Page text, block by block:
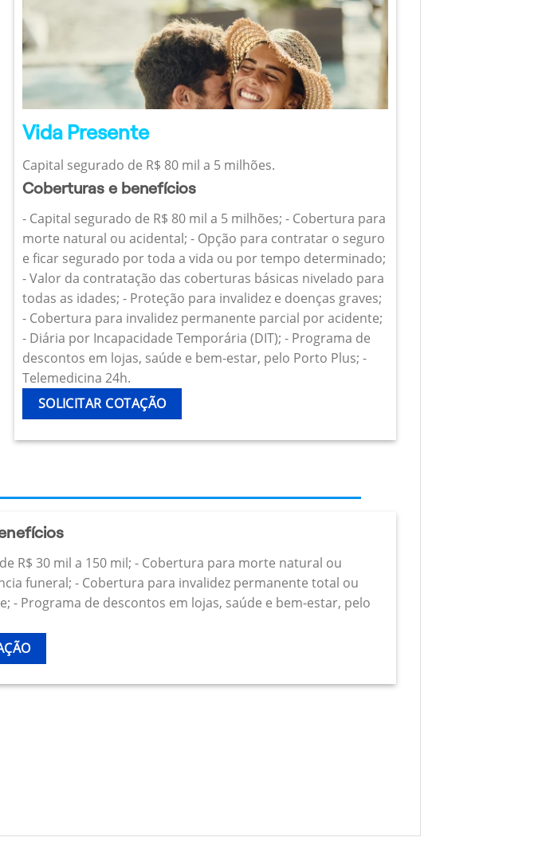
Vida Presente
Capital segurado de R$ 80 mil a 5 milhões.
Coberturas e benefícios
- Capital segurado de R$ 80 mil a 5 milhões; - Cobertura para
morte natural ou acidental; - Opção para contratar o seguro
e ficar segurado por toda a vida ou por tempo determinado;
- Valor da contratação das coberturas básicas nivelado para
todas as idades; - Proteção para invalidez e doenças graves;
- Cobertura para invalidez permanente parcial por acidente;
- Diária por Incapacidade Temporária (DIT); - Programa de
descontos em lojas, saúde e bem-estar, pelo Porto Plus; -
Telemedicina 24h.
SOLICITAR COTAÇÃO
R$ 30 mil a 150 mil; - Cobertura para morte natural ou
funeral; - Cobertura para invalidez permanente total ou
- Programa de descontos em lojas, saúde e bem-estar, pelo